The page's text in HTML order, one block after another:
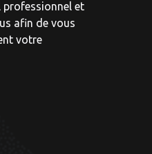
professionnel et
afin de vous
votre